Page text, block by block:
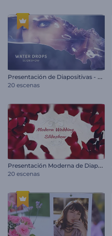
P
resentación de Diapositivas - Gotas de Agua
20 escenas
P
resentación Moderna de Diapositivas de Boda
20 escenas